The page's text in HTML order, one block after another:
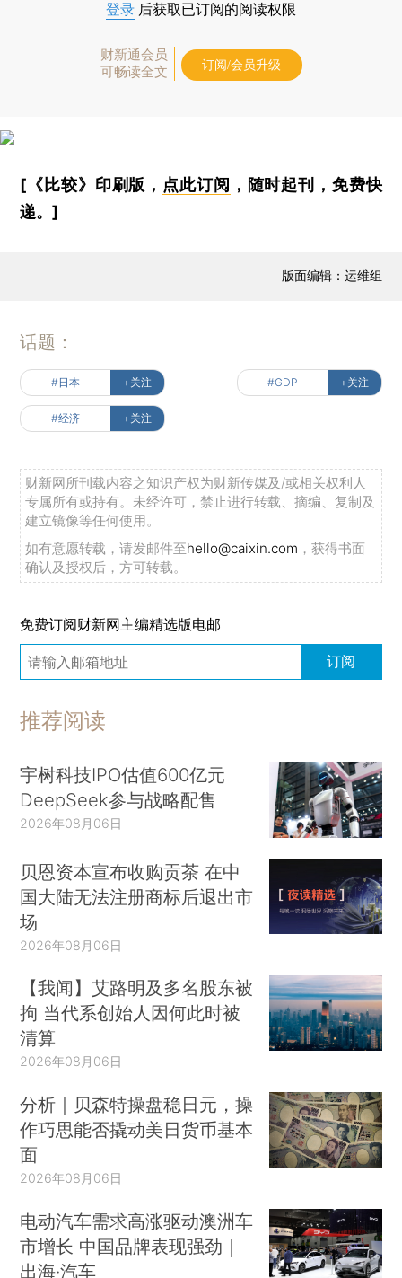
登录 后获取已订阅的阅读权限
财新通会员
可畅读全文
订阅/会员升级
[《比较》印刷版， 点此订阅 ，随时起刊，免费快
递。]
版面编辑：运维组
话题：
#日本 +关注 #GDP +关注
#经济 +关注
财新网所刊载内容之知识产权为财新传媒及/或相关权利人
专属所有或持有。未经许可，禁止进行转载、摘编、复制及
建立镜像等任何使用。
如有意愿转载，请发邮件至hello@caixin.com ，获得书面
确认及授权后，方可转载。
免费订阅财新网主编精选版电邮
订阅
推荐阅读
宇树科技IPO估值600亿元
DeepSeek参与战略配售
2026年08月06日
贝恩资本宣布收购贡茶 在中
国大陆无法注册商标后退出市
场
2026年08月06日
【我闻】艾路明及多名股东被
拘 当代系创始人因何此时被
清算
2026年08月06日
分析｜贝森特操盘稳日元，操
作巧思能否撬动美日货币基本
面
2026年08月06日
电动汽车需求高涨驱动澳洲车
市增长 中国品牌表现强劲｜
出海·汽车